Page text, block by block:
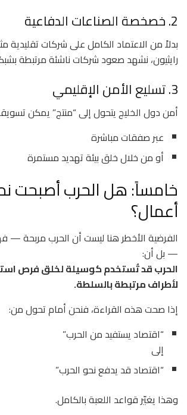
2. خصخصة الصناعات الدفاعية
بدلاً من الاعتماد الكامل على شركات تقليدية
رايثيون، نشهد صعود شركات ناشئة مرتبطة
3. تسليع الأمن الإقليمي
أمن دول الخليج يتحول إلى “منتج” يمكن
عبر صفقات مباشرة
أو من خلال خلق بيئة تهديد مستمرة
خامساً: هل الحرب أصبحت
أعمال؟
الفرضية الأخطر هنا ليست أن الحرب مربحة —
— بل أن:
الحرب قد تُستخدم كوسيلة لخلق فرص
لأطراف مرتبطة بالسلطة.
إذا صحت هذه القراءة، فنحن أمام تحول من:
“اقتصاد يستفيد من الحرب”
إلى
“اقتصاد قد يدفع نحو الحرب”
وهذا يغيّر قواعد اللعبة بالكامل.